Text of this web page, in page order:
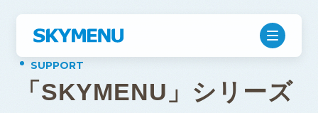
「 SKYMENU 」 シ リ ーズ